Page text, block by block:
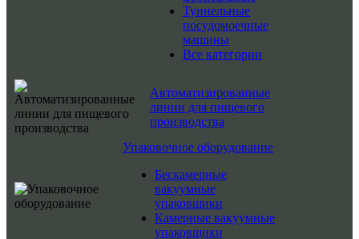
Туннельные
посудомоечные
машины
Все категории
Автоматизированные
линии для пищевого
производства
Упаковочное оборудование
Бескамерные
вакуумные
упаковщики
Камерные вакуумные
упаковщики